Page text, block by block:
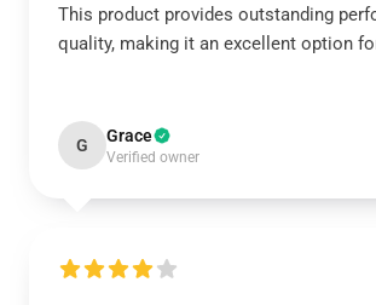
This product provides outstanding
quality, making it an excellent option
G Grace
Verified owner